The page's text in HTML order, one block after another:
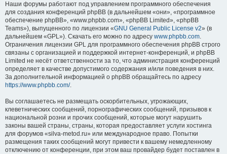
Наши форумы работают под управлением программного обеспечения
для создания конференций phpBB (в дальнейшем «они», «программное
обеспечение phpBB», «www.phpbb.com», «phpBB Limited», «phpBB
Teams»), выпущенного по лицензии «GNU General Public License v2» (в
дальнейшем «GPL»). Скачать его можно по адресу www.phpbb.com.
Ограничения лицензии GPL для программного обеспечения phpBB строго
связаны с организацией и поддержкой интернет-конференций, и phpBB
Limited не несёт ответственности за то, что администрация конференций
определяет в качестве допустимого содержания и/или поведения в них.
За дополнительной информацией о phpBB обращайтесь по адресу
https://www.phpbb.com/.
Вы соглашаетесь не размещать оскорбительных, угрожающих,
клеветнических сообщений, порнографических сообщений, призывов к
национальной розни и прочих сообщений, которые могут нарушить
законы вашей страны, страны, которая предоставляет услуги хостинга
для форумов «silva-metod.ru» или международное право. Попытки
размещения таких сообщений могут привести к вашему немедленному
отключению от конференции, при этом ваш провайдер будет поставлен в